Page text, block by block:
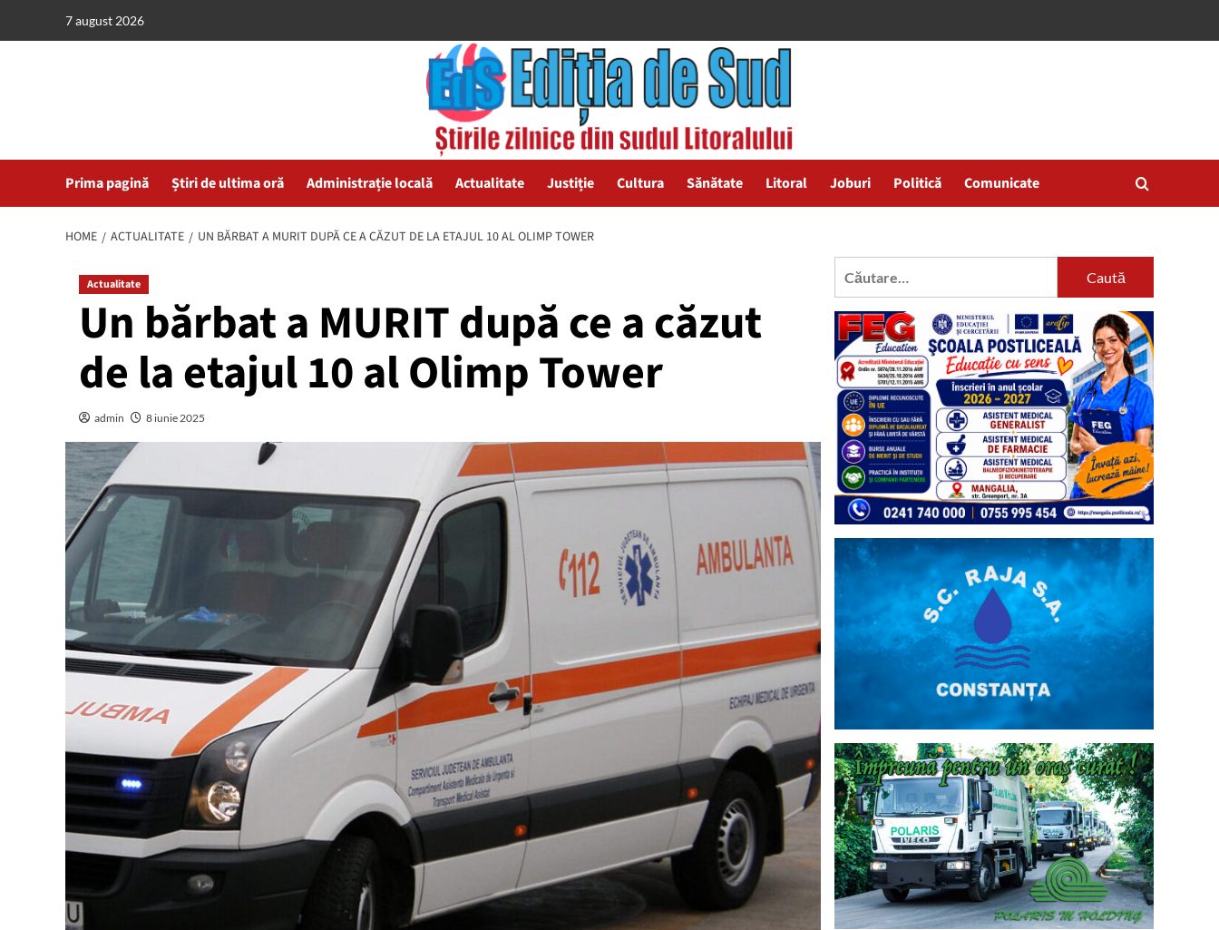
7 august 2026
Prima pagină Știri de ultima oră Administrație locală Actualitate Justiție Cultura Sănătate Litoral Joburi Politică Comunicate
HOME ACTUALITATE UN BĂRBAT A MURIT DUPĂ CE A CĂZUT DE LA ETAJUL 10 AL OLIMP TOWER
Actualitate
Un bărbat a MURIT după ce a căzut
de la etajul 10 al Olimp Tower
admin 8 iunie 2025
Caută